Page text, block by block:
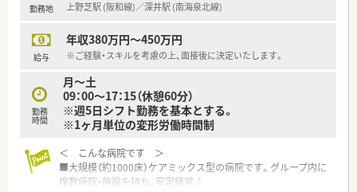
勤務地 上野芝駅 (阪和線)／深井駅 (南海泉北線)
給与
年収380万円～450万円
※ご経験・スキルを考慮の上、面接後に決定いたします。
勤務
時間
月～土
09：00～17：15（休憩60分）
※週5日シフト勤務を基本とする。
※1ヶ月単位の変形労働時間制
＜ こんな病院です ＞
■大規模（約1000床）ケアミックス型の病院です。グループ内に
複数病院・施設を持ち、安定経営♪